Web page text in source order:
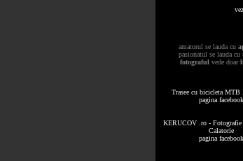
amatorul se lauda cu
pasionatul se lauda cu
fotograful vede doar
Trasee cu bicicleta MTB
pagina facebook
KERUCOV .ro - Fotografie
Calatorie
pagina facebook